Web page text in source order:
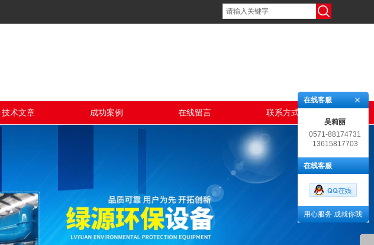
技术文章 成功案例 在线留言 联系方式
在线客服
吴莉丽
0571-88174731
13615817703
在线客服
用心服务 成就你我